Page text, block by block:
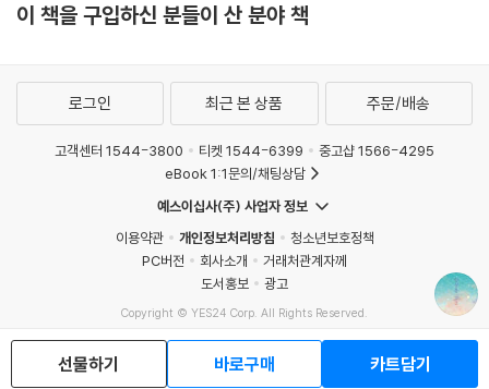
이 책을 구입하신 분들이 산 분야 책
선물하기 바로구매 카트담기
로그인 최근 본 상품 주문/배송
고객센터 1544-3800 티켓 1544-6399
중고샵 1566-4295
eBook 1:1문의/채팅상담
예스이십사(주) 사업자 정보
이용약관
개인정보처리방침
청소년보호정책
PC버전
회사소개
거래처관계자께
도서홍보
광고
Copyright © YES24 Corp. All Rights Reserved.